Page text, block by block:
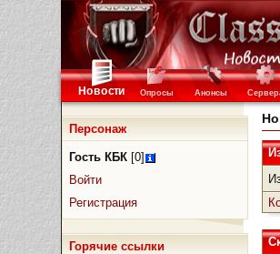
Новости Опросы Анонсы
Персонаж
Гость КБК [0]
Войти
Регистрация
Горячие ссылки